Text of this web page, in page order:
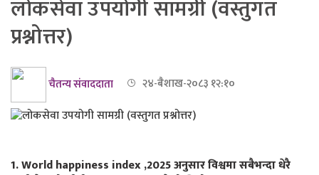
लोकसेवा उपयोगी सामग्री (वस्तुगत
प्रश्नोत्तर)
चैतन्य संवाददाता २४-बैशाख-२०८३ १२:१०
1. World happiness index ,2025 अनुसार विश्वमा सबैभन्दा धेरै